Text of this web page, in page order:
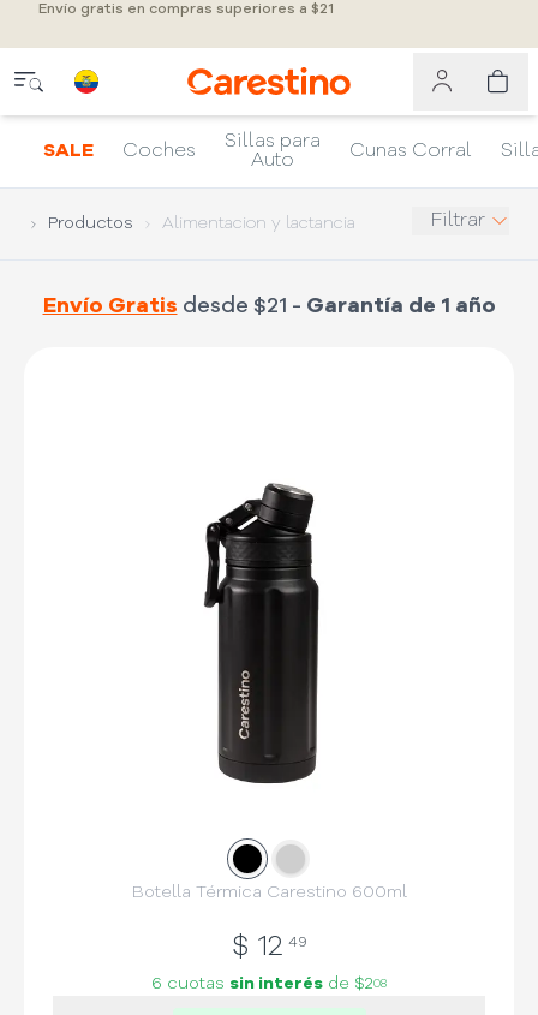
Envío gratis en compras superiores a $21
SALE Coches
Sillas para
Auto
Cunas Corral
Productos Alimentacion y lactancia Filtrar
Envío Gratis desde $21 - Garantía de 1 año
Slide Slide
Botella Térmica Carestino 600ml
$ 12 49
6 cuotas sin interés de $208